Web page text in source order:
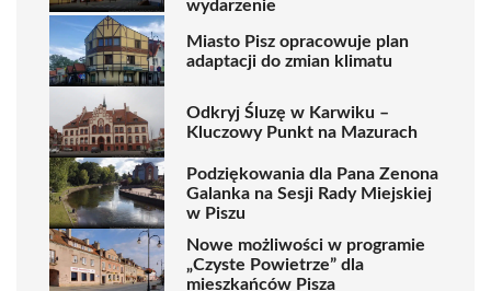
wydarzenie
Miasto Pisz opracowuje plan
adaptacji do zmian klimatu
Odkryj Śluzę w Karwiku –
Kluczowy Punkt na Mazurach
Podziękowania dla Pana Zenona
Galanka na Sesji Rady Miejskiej
w Piszu
Nowe możliwości w programie
„Czyste Powietrze” dla
mieszkańców Pisza